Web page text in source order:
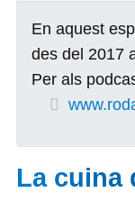
En aquest
des del 2017
Per als
La cuina